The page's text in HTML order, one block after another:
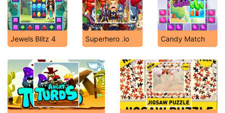
Jewels Blitz 4 Superhero .io Candy Match